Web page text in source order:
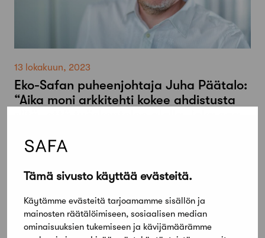
Tämä sivusto käyttää evästeitä.
Käytämme evästeitä tarjoamamme sisällön ja
mainosten räätälöimiseen, sosiaalisen median
ominaisuuksien tukemiseen ja kävijämäärämme
13 lokakuun, 2023
Eko-Safan puheenjohtaja Juha Päätalo:
“Aika moni arkkitehti kokee ahdistusta